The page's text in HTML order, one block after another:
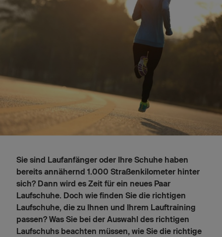
Sie sind Laufanfänger oder Ihre Schuhe haben
bereits annähernd 1.000 Straßenkilometer hinter
sich? Dann wird es Zeit für ein neues Paar
Laufschuhe. Doch wie finden Sie die richtigen
Laufschuhe, die zu Ihnen und Ihrem Lauftraining
passen? Was Sie bei der Auswahl des richtigen
Laufschuhs beachten müssen, wie Sie die richtige